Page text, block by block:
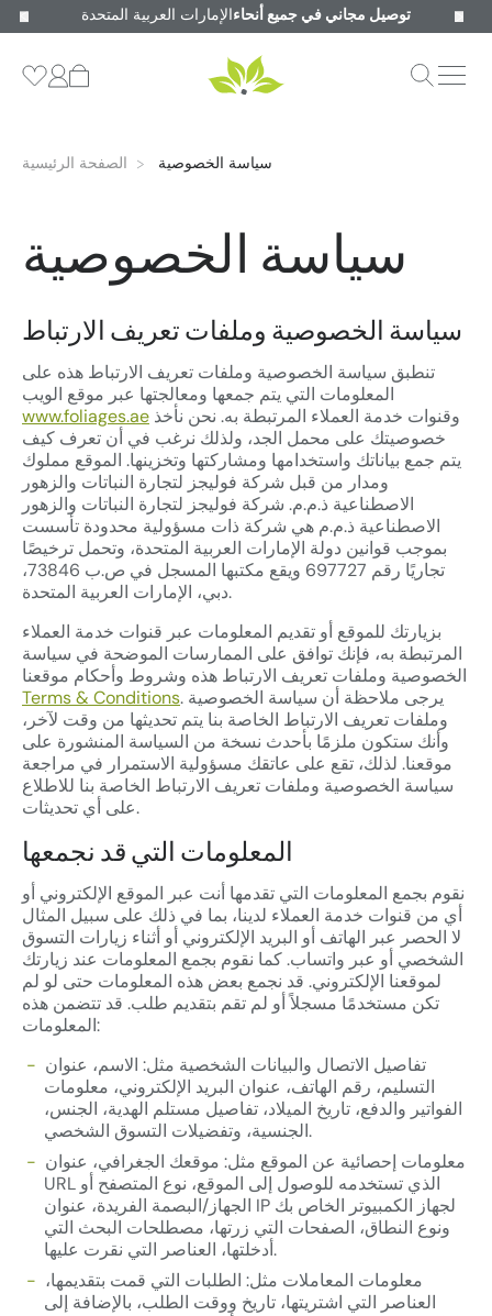
توصيل مجاني في جميع أنحاءالإمارات العربية المتحدة
الصفحة الرئيسية سياسة الخصوصية
سياسة الخصوصية
سياسة الخصوصية وملفات تعريف الارتباط
تنطبق سياسة الخصوصية وملفات تعريف الارتباط هذه على
المعلومات التي يتم جمعها ومعالجتها عبر موقع الويب
www.foliages.ae
خصوصيتك على محمل الجد، ولذلك نرغب في أن تعرف كيف
يتم جمع بياناتك واستخدامها ومشاركتها وتخزينها. الموقع مملوك
ومدار من قبل شركة فوليجز لتجارة النباتات والزهور
الاصطناعية ذ.م.م. شركة فوليجز لتجارة النباتات والزهور
الاصطناعية ذ.م.م هي شركة ذات مسؤولية محدودة تأسست
بموجب قوانين دولة الإمارات العربية المتحدة، وتحمل ترخيصًا
تجاريًا رقم 697727
ويقع مكتبها المسجل في ص.ب 73846،
دبي، الإمارات العربية المتحدة.
بزيارتك للموقع أو تقديم المعلومات عبر قنوات خدمة العملاء
المرتبطة به، فإنك توافق على الممارسات الموضحة في سياسة
الخصوصية وملفات تعريف الارتباط هذه وشروط وأحكام موقعنا
Terms & Conditions. يرجى ملاحظة أن سياسة الخصوصية
وملفات تعريف الارتباط الخاصة بنا يتم تحديثها من وقت لآخر،
وأنك ستكون ملزمًا بأحدث نسخة من السياسة المنشورة على
موقعنا. لذلك، تقع على عاتقك مسؤولية الاستمرار في مراجعة
سياسة الخصوصية وملفات تعريف الارتباط الخاصة بنا للاطلاع
على أي تحديثات.
المعلومات التي قد نجمعها
نقوم بجمع المعلومات التي تقدمها أنت عبر الموقع الإلكتروني أو
أي من قنوات خدمة العملاء لدينا، بما في ذلك على سبيل المثال
لا الحصر عبر الهاتف أو البريد الإلكتروني أو أثناء زيارات التسوق
الشخصي أو عبر واتساب. كما نقوم بجمع المعلومات عند زيارتك
لموقعنا الإلكتروني. قد نجمع بعض هذه المعلومات حتى لو لم
تكن مستخدمًا مسجلاً أو لم تقم بتقديم طلب. قد تتضمن هذه
المعلومات:
تفاصيل الاتصال والبيانات الشخصية مثل: الاسم، عنوان
التسليم، رقم الهاتف، عنوان البريد الإلكتروني، معلومات
الفواتير والدفع، تاريخ الميلاد، تفاصيل مستلم الهدية، الجنس،
الجنسية، وتفضيلات التسوق الشخصي.
معلومات إحصائية عن الموقع مثل: موقعك الجغرافي، عنوان
URL الذي تستخدمه للوصول إلى الموقع، نوع المتصفح أو
الجهاز/البصمة الفريدة، عنوان IP لجهاز الكمبيوتر الخاص بك
ونوع النطاق، الصفحات التي زرتها، مصطلحات البحث التي
أدخلتها، العناصر التي نقرت عليها.
معلومات المعاملات مثل: الطلبات التي قمت بتقديمها،
العناصر التي اشتريتها، تاريخ ووقت الطلب، بالإضافة إلى